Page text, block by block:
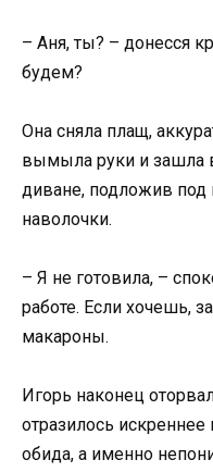
– Аня, ты? – донесся
будем?
Она сняла плащ,
вымыла руки и зашла
диване, подложив под
наволочки.
– Я не готовила, –
работе. Если хочешь,
макароны.
Игорь наконец
отразилось
обида, а именно